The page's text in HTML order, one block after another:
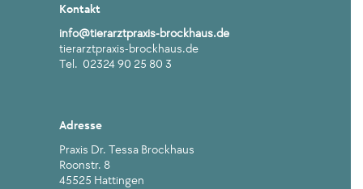
Kontakt
info@tierarztpraxis-brockhaus.de
tierarztpraxis-brockhaus.de
Tel. 02324 90 25 80 3
Adresse
Praxis Dr. Tessa Brockhaus
Roonstr. 8
45525 Hattingen